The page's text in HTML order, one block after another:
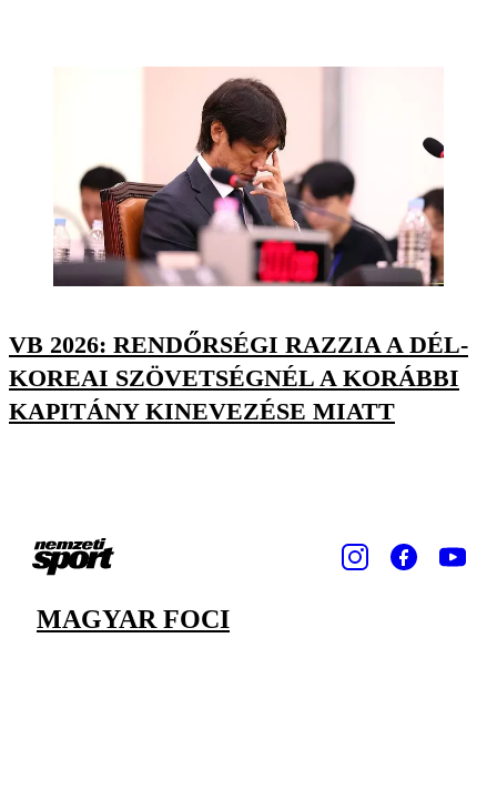
VB 2026: RENDŐRSÉGI RAZZIA A DÉL-
KOREAI SZÖVETSÉGNÉL A KORÁBBI
KAPITÁNY KINEVEZÉSE MIATT
MAGYAR FOCI